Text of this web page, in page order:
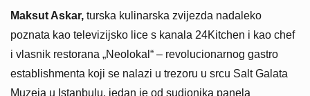
Maksut Askar, turska kulinarska zvijezda nadaleko
poznata kao televizijsko lice s kanala 24Kitchen i kao chef
i vlasnik restorana „Neolokal“ – revolucionarnog gastro
establishmenta koji se nalazi u trezoru u srcu Salt Galata
Muzeja u Istanbulu, jedan je od sudionika panela